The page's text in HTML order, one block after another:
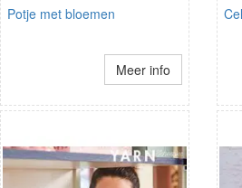
Potje met bloemen
Meer info